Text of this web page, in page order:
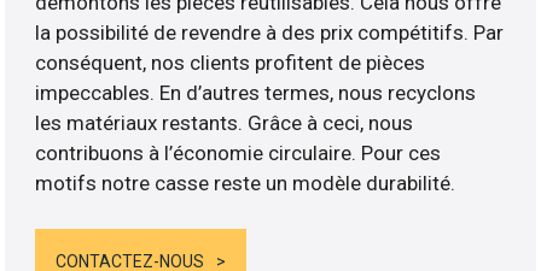
la possibilité de revendre à des prix compétitifs. Par
conséquent, nos clients profitent de pièces
impeccables. En d’autres termes, nous recyclons
les matériaux restants. Grâce à ceci, nous
contribuons à l’économie circulaire. Pour ces
motifs notre casse reste un modèle durabilité.
CONTACTEZ-NOUS